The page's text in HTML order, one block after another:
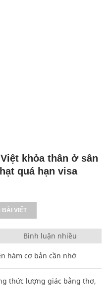
khỏa thân ở sân
quá hạn visa
BÀI VIẾT
Bình luận nhiều
hàm cơ bản cần nhớ
thức lượng giác bằng thơ,